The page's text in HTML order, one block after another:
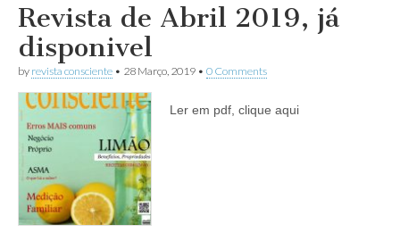
Revista de Abril 2019, já
disponivel
by revista consciente • 28 Março, 2019 • 0 Comments
Ler em pdf, clique aqui